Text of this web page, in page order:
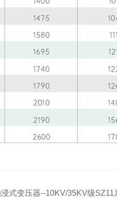
式变压器--10KV/35KV级SZ11